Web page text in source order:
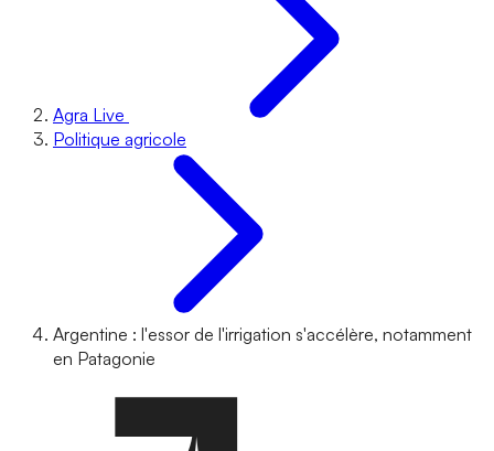
Agra Live
Politique agricole
Argentine : l'essor de l'irrigation s'accélère, notamment
en Patagonie